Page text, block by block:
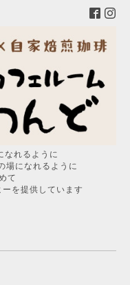
なれるように
場になれるように
て
を提供しています